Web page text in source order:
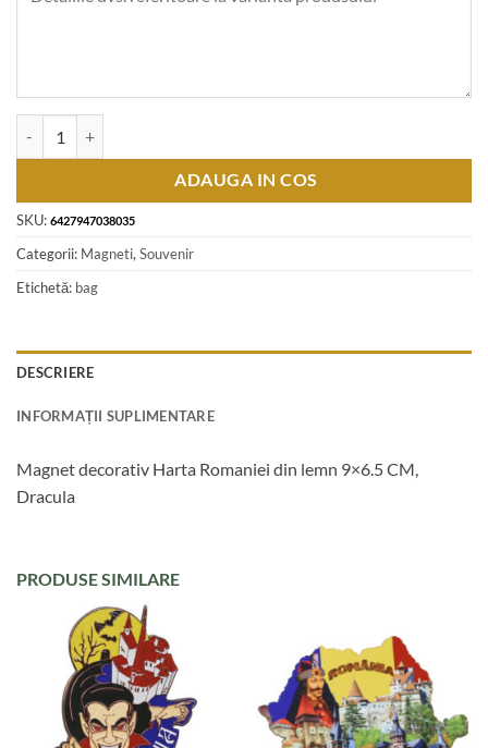
ADAUGA IN COS
SKU: 6427947038035
Categorii: Magneti, Souvenir
Etichetă: bag
DESCRIERE
INFORMAȚII SUPLIMENTARE
Magnet decorativ Harta Romaniei din lemn 9×6.5 CM,
Dracula
PRODUSE SIMILARE